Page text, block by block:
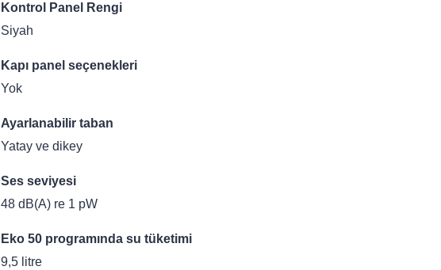
Kontrol Panel Rengi
Siyah
Kapı panel seçenekleri
Yok
Ayarlanabilir taban
Yatay ve dikey
Ses seviyesi
48 dB(A) re 1 pW
Eko 50 programında su tüketimi
9,5 litre